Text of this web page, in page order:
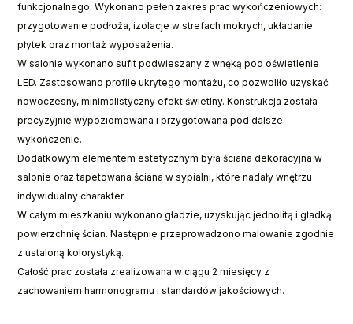
funkcjonalnego. Wykonano pełen zakres prac wykończeniowych:
przygotowanie podłoża, izolacje w strefach mokrych, układanie
płytek oraz montaż wyposażenia.
W salonie wykonano sufit podwieszany z wnęką pod oświetlenie
LED. Zastosowano profile ukrytego montażu, co pozwoliło uzyskać
nowoczesny, minimalistyczny efekt świetlny. Konstrukcja została
precyzyjnie wypoziomowana i przygotowana pod dalsze
wykończenie.
Dodatkowym elementem estetycznym była ściana dekoracyjna w
salonie oraz tapetowana ściana w sypialni, które nadały wnętrzu
indywidualny charakter.
W całym mieszkaniu wykonano gładzie, uzyskując jednolitą i gładką
powierzchnię ścian. Następnie przeprowadzono malowanie zgodnie
z ustaloną kolorystyką.
Całość prac została zrealizowana w ciągu 2 miesięcy z
zachowaniem harmonogramu i standardów jakościowych.